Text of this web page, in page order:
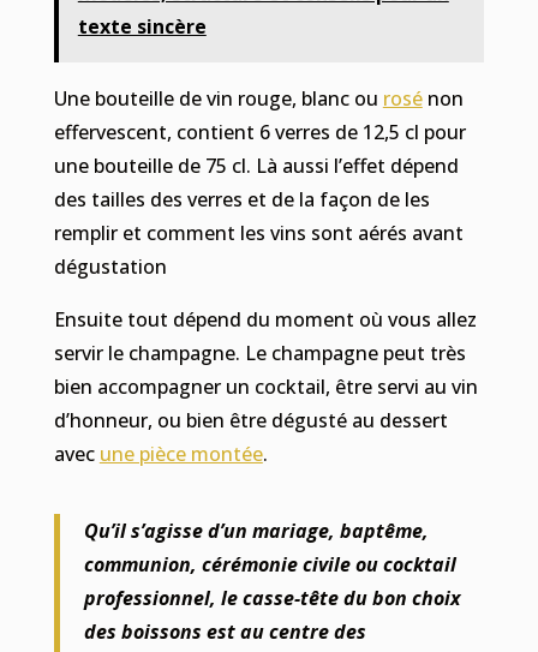
texte sincère
Une bouteille de vin rouge, blanc ou rosénon
effervescent, contient 6 verres de 12,5 cl pour
une bouteille de 75 cl. Là aussi l’effet dépend
des tailles des verres et de la façon de les
remplir et comment les vins sont aérés avant
dégustation
Ensuite tout dépend du moment où vous allez
servir le champagne. Le champagne peut très
bien accompagner un cocktail, être servi au vin
d’honneur, ou bien être dégusté au dessert
avec une pièce montée.
Qu’il s’agisse d’un mariage, baptême,
communion, cérémonie civile ou cocktail
professionnel, le casse-tête du bon choix
des boissons est au centre des